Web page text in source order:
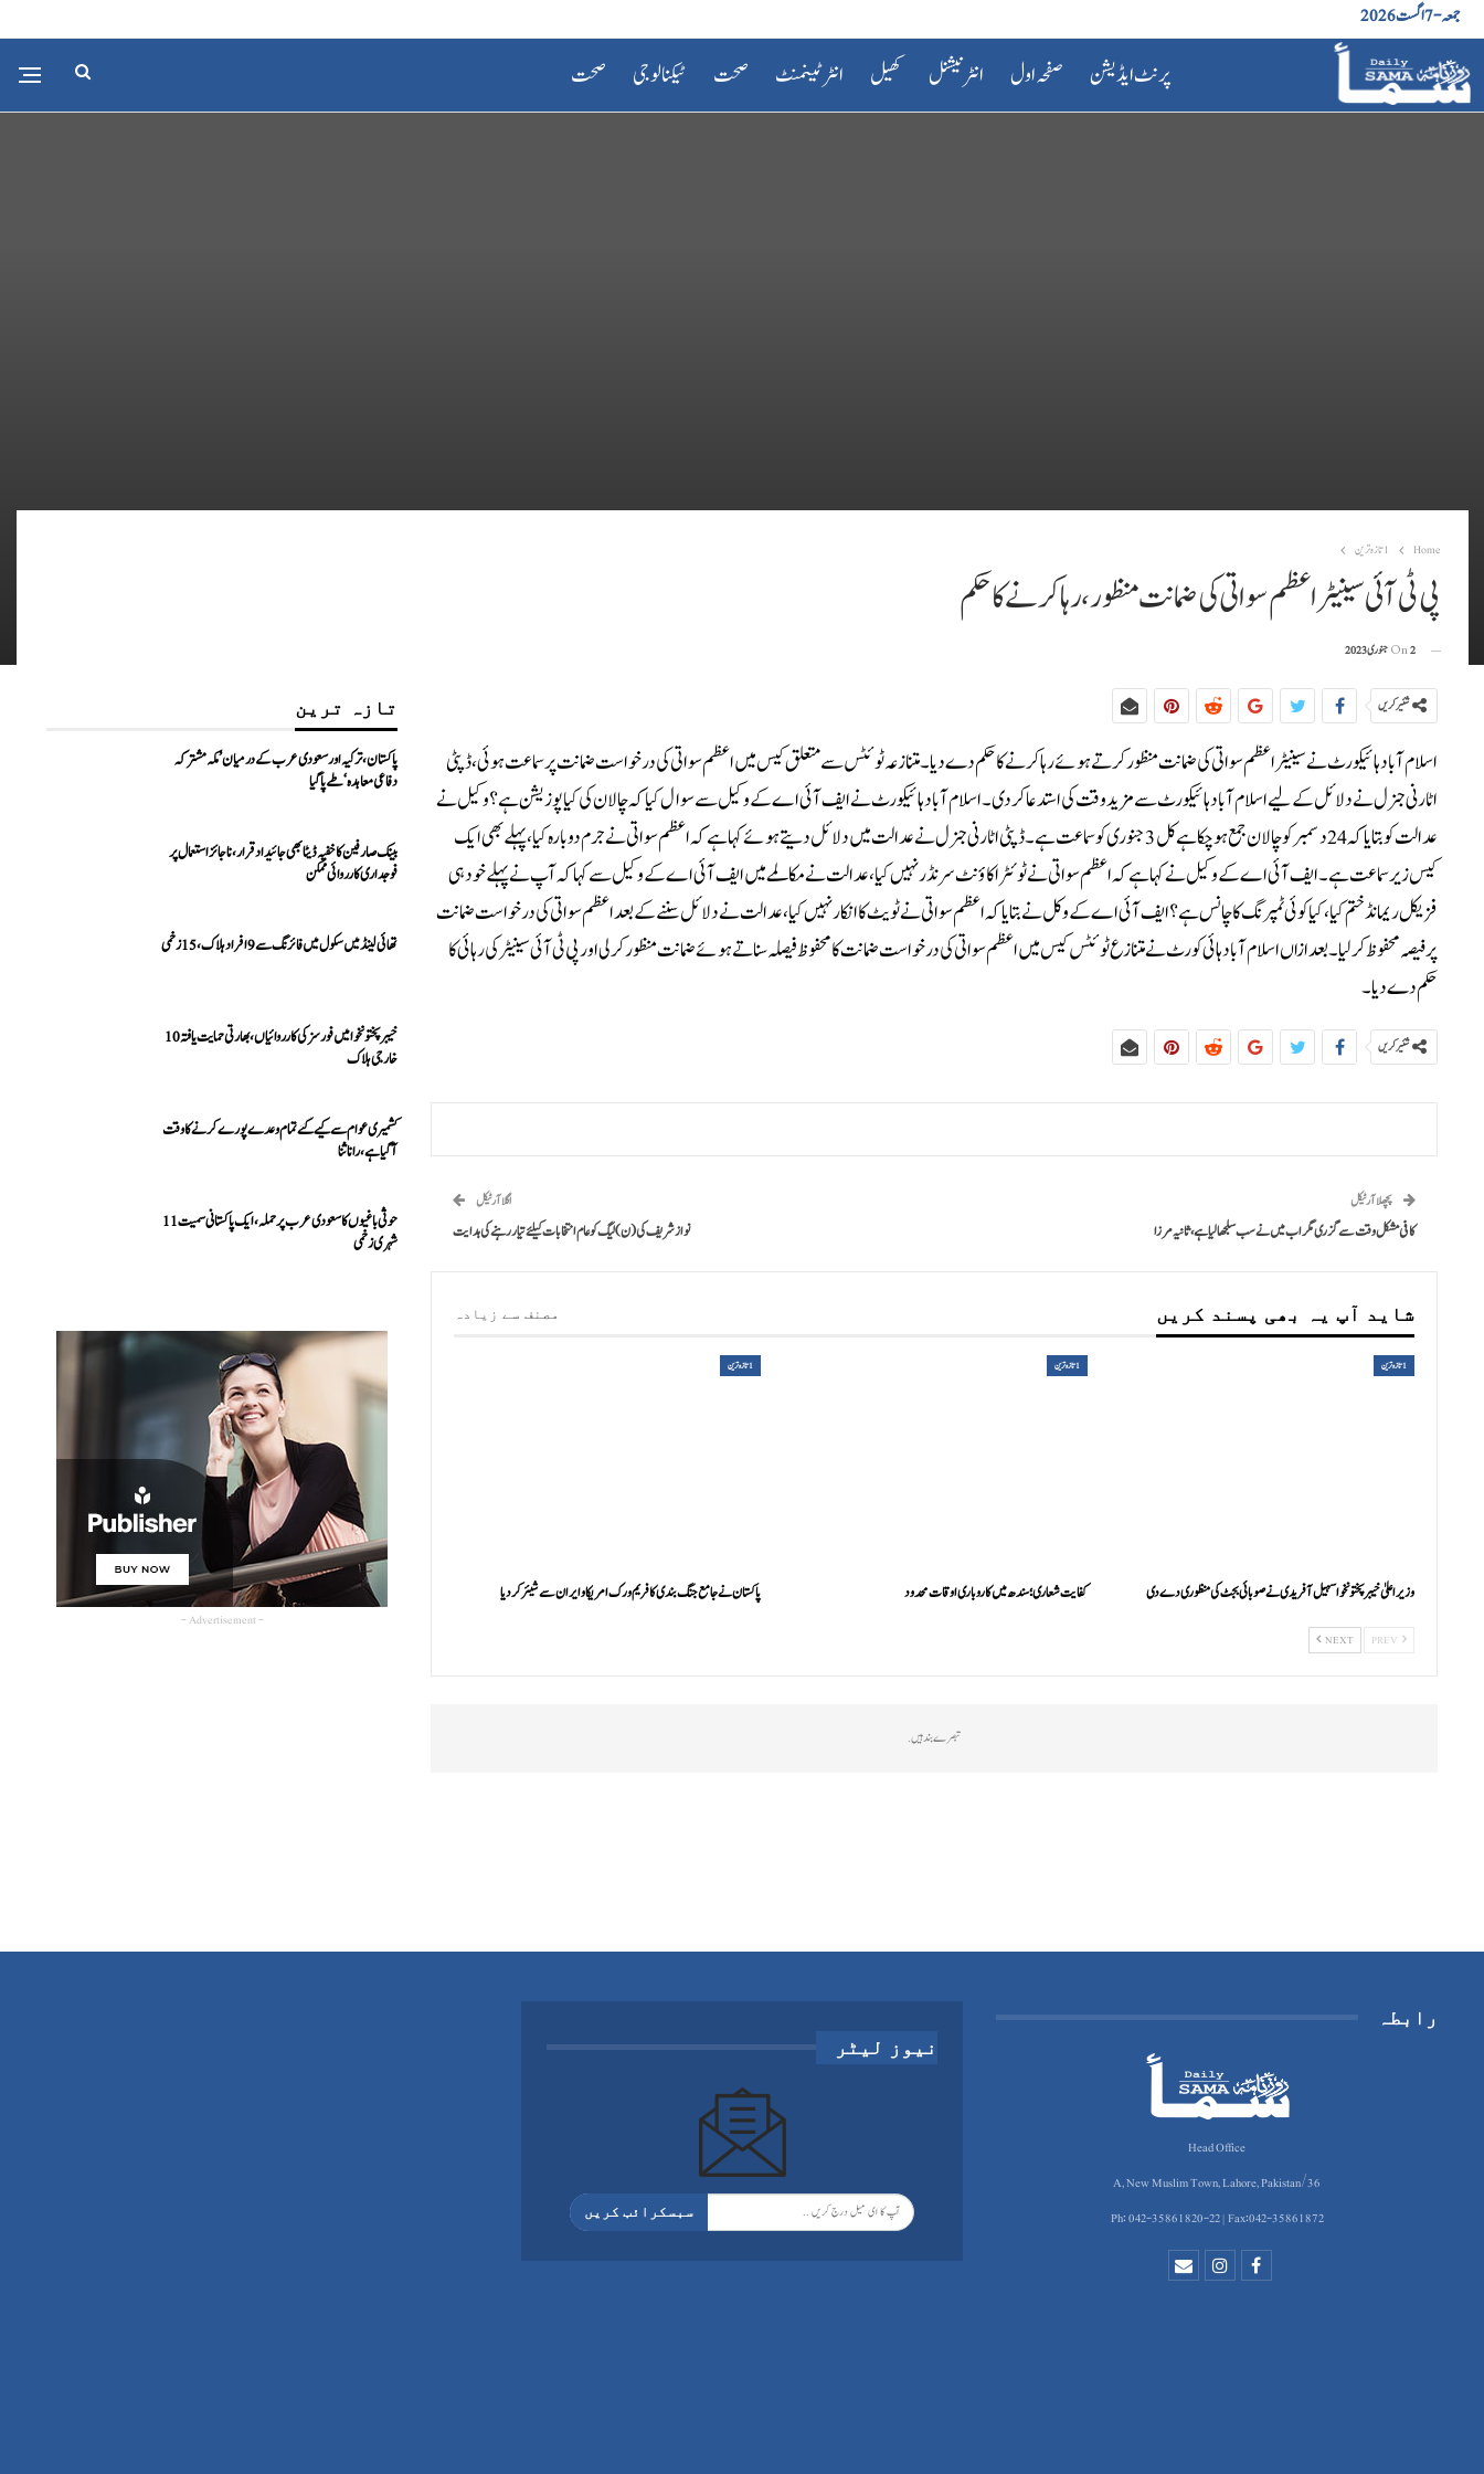
جمعہ - 7 اگست 2026
پرنٹ ایڈیشن صفحہ اول انٹرنیشنل کھیل انٹرٹینمنٹ صحت ٹیکنالوجی صحت
Home 1تازہ ترین
پی ٹی آئی سینیٹر اعظم سواتی کی ضمانت منظور، رہا کرنے کا حکم
On2 جنوری 2023
شئیر کریں
اسلام آباد ہائیکورٹ نے سینیٹر اعظم سواتی کی ضمانت منظور کرتے ہوئے رہا کرنے کا حکم دے دیا۔متنازعہ ٹوئٹس سے متعلق کیس میں اعظم سواتی کی درخواست ضمانت پر سماعت ہوئی، ڈپٹی
اٹارنی جنرل نے دلائل کے لیے اسلام آباد ہائیکورٹ سے مزید وقت کی استدعا کردی۔اسلام آباد ہائیکورٹ نے ایف آئی اے کے وکیل سے سوال کیا کہ چالان کی کیا پوزیشن ہے؟ وکیل نے
عدالت کو بتایا کہ 24 دسمبر کو چالان جمع ہو چکا ہے کل 3 جنوری کو سماعت ہے۔ڈپٹی اٹارنی جنرل نے عدالت میں دلائل دیتے ہوئے کہا ہے کہ اعظم سواتی نے جرم دوبارہ کیا، پہلے بھی ایک
کیس زیر سماعت ہے۔ایف آئی اے کے وکیل نے کہا ہے کہ اعظم سواتی نے ٹوئٹر اکاؤنٹ سرنڈر نہیں کیا، عدالت نے مکالمے میں ایف آئی اے کے وکیل سے کہا کہ آپ نے پہلے خود ہی
فزیکل ریمانڈ ختم کیا، کیا کوئی ٹمپرنگ کا چانس ہے؟ایف آئی اے کے وکل نے بتایا کہ اعظم سواتی نے ٹویٹ کا انکار نہیں کیا، عدالت نے دلائل سننے کے بعد اعظم سواتی کی درخواست ضمانت
پر فیصہ محفوظ کرلیا۔بعدازاں اسلام آباد ہائی کورٹ نے متنازع ٹوئٹس کیس میں اعظم سواتی کی درخواست ضمانت کا محفوظ فیصلہ سناتے ہوئے ضمانت منظور کر لی اور پی ٹی آئی سینیٹر کی رہائی کا
حکم دے دیا۔
شئیر کریں
پچھلا آرٹیکل
کافی مشکل وقت سے گزری مگر اب میں نے سب سلجھا لیا ہے، ثانیہ مرزا
اگلا آرٹیکل
نواز شریف کی (ن) لیگ کو عام انتخابات کیلئے تیار رہنے کی ہدایت
شاید آپ یہ بھی پسند کریں مصنف سے زیادہ
1تازہ ترین
وزیراعلیٰ خیبرپختونخوا سہیل آفریدی نے صوبائی بجٹ کی منظوری دے دی
1تازہ ترین
کفایت شعاری؛ سندھ میں کاروباری اوقات محدود
1تازہ ترین
پاکستان نے جامع جنگ بندی کا فریم ورک امریکا و ایران سے شیئر کر دیا
NEXT
تبصرے بند ہیں.
تازہ ترین
پاکستان، ترکیہ اور سعودی عرب کے درمیان ’مکہ مشترکہ
دفاعی معاہدہ‘ طے پا گیا
بینک صارفین کا خفیہ ڈیٹا بھی جائیداد قرار، ناجائز استعمال پر
فوجداری کارروائی ممکن
تھائی لینڈ میں سکول میں فائرنگ سے 9 افراد ہلاک، 15 زخمی
خیبرپختونخوا میں فورسز کی کارروائیاں، بھارتی حمایت یافتہ 10
خارجی ہلاک
کشمیری عوام سے کیے گئے تمام وعدے پورے کرنے کا وقت
آ گیا ہے، رانا ثنا
حوثی باغیوں کا سعودی عرب پر حملہ، ایک پاکستانی سمیت 11
شہری زخمی
- Advertisement -
رابطہ
Head Office
36/A, New Muslim Town, Lahore, Pakistan
Ph: 042-35861820-22 | Fax:042-35861872
نیوز لیٹر
سبسکرائب کریں